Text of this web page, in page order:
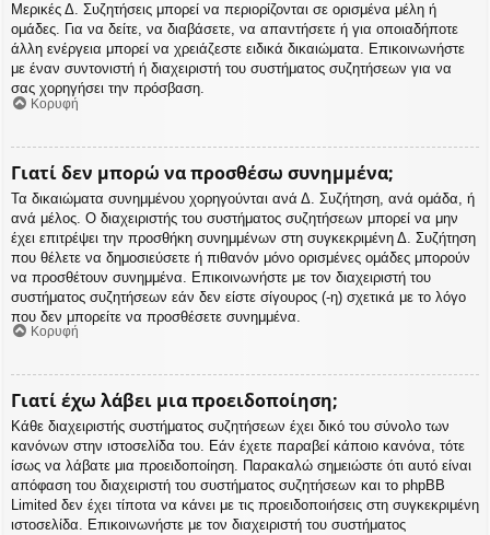
Μερικές Δ. Συζητήσεις μπορεί να περιορίζονται σε ορισμένα μέλη ή
ομάδες. Για να δείτε, να διαβάσετε, να απαντήσετε ή για οποιαδήποτε
άλλη ενέργεια μπορεί να χρειάζεστε ειδικά δικαιώματα. Επικοινωνήστε
με έναν συντονιστή ή διαχειριστή του συστήματος συζητήσεων για να
σας χορηγήσει την πρόσβαση.
Κορυφή
Γιατί δεν μπορώ να προσθέσω συνημμένα;
Τα δικαιώματα συνημμένου χορηγούνται ανά Δ. Συζήτηση, ανά ομάδα, ή
ανά μέλος. Ο διαχειριστής του συστήματος συζητήσεων μπορεί να μην
έχει επιτρέψει την προσθήκη συνημμένων στη συγκεκριμένη Δ. Συζήτηση
που θέλετε να δημοσιεύσετε ή πιθανόν μόνο ορισμένες ομάδες μπορούν
να προσθέτουν συνημμένα. Επικοινωνήστε με τον διαχειριστή του
συστήματος συζητήσεων εάν δεν είστε σίγουρος (-η) σχετικά με το λόγο
που δεν μπορείτε να προσθέσετε συνημμένα.
Κορυφή
Γιατί έχω λάβει μια προειδοποίηση;
Κάθε διαχειριστής συστήματος συζητήσεων έχει δικό του σύνολο των
κανόνων στην ιστοσελίδα του. Εάν έχετε παραβεί κάποιο κανόνα, τότε
ίσως να λάβατε μια προειδοποίηση. Παρακαλώ σημειώστε ότι αυτό είναι
απόφαση του διαχειριστή του συστήματος συζητήσεων και το phpBB
Limited δεν έχει τίποτα να κάνει με τις προειδοποιήσεις στη συγκεκριμένη
ιστοσελίδα. Επικοινωνήστε με τον διαχειριστή του συστήματος